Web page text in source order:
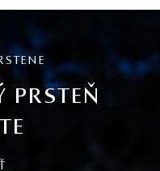
PRSTEŇ